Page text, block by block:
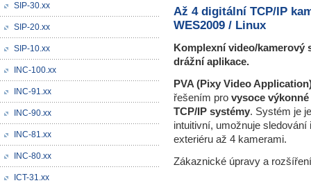
SIP-30.xx
SIP-20.xx
SIP-10.xx
INC-100.xx
INC-91.xx
INC-90.xx
INC-81.xx
INC-80.xx
ICT-31.xx
Až 4 digitální TCP/IP
WES2009 / Linux
Komplexní video/kamerový
drážní aplikace.
PVA (Pixy Video
řešením pro vysoce
TCP/IP systémy. Systém je
intuitivní, umožnuje sledování
exteriéru až 4 kamerami.
Zákaznické úpravy a